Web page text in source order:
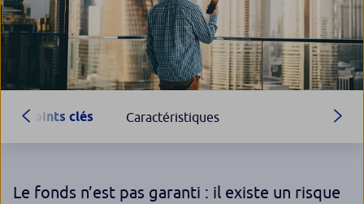
Points clés Caractéristiques
Le fonds n’est pas garanti : il existe un risque